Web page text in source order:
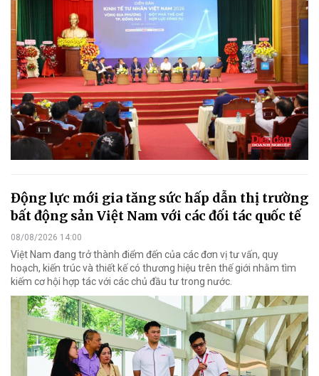
Động lực mới gia tăng sức hấp dẫn thị trường
bất động sản Việt Nam với các đối tác quốc tế
08/08/2026 14:00
Việt Nam đang trở thành điểm đến của các đơn vị tư vấn, quy
hoạch, kiến trúc và thiết kế có thương hiệu trên thế giới nhằm tìm
kiếm cơ hội hợp tác với các chủ đầu tư trong nước.